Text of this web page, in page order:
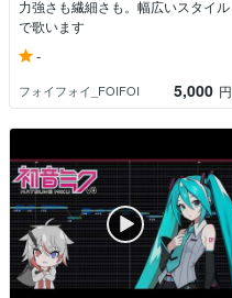
力強さも繊細さも。幅広いスタイル
で歌います
-
フォイフォイ_FOIFOI 5,000 円